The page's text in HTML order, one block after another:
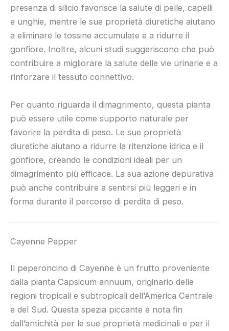
presenza di silicio favorisce la salute di pelle, capelli
e unghie, mentre le sue proprietà diuretiche aiutano
a eliminare le tossine accumulate e a ridurre il
gonfiore. Inoltre, alcuni studi suggeriscono che può
contribuire a migliorare la salute delle vie urinarie e a
rinforzare il tessuto connettivo.
Per quanto riguarda il dimagrimento, questa pianta
può essere utile come supporto naturale per
favorire la perdita di peso. Le sue proprietà
diuretiche aiutano a ridurre la ritenzione idrica e il
gonfiore, creando le condizioni ideali per un
dimagrimento più efficace. La sua azione depurativa
può anche contribuire a sentirsi più leggeri e in
forma durante il percorso di perdita di peso.
Cayenne Pepper
Il peperoncino di Cayenne è un frutto proveniente
dalla pianta Capsicum annuum, originario delle
regioni tropicali e subtropicali dell’America Centrale
e del Sud. Questa spezia piccante è nota fin
dall’antichità per le sue proprietà medicinali e per il